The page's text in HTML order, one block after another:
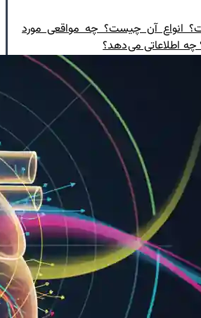
انواع آن چیست؟ چه مواقعی مورد
چه اطلاعاتی می‌دهد؟